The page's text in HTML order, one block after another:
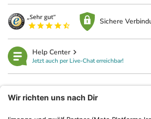
Sichere
Help Center
Jetzt auch per Live-Chat erreichbar!